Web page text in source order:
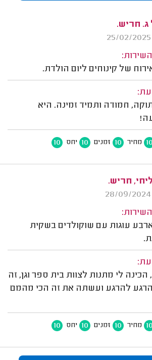
ג. חריש.
של קינוחים ליום הולדת.
חמודה ותמיד זמינה. היא
10 מחיר 10 זמנים 10 יחס 10
חריש.
עוגות עם שוקולדים בשקית
היא 10, הכינה לי מתנות לצוות בית ספר וגן, זה
להרגע ועשתה את זה הכי מהמם
10 מחיר 10 זמנים 10 יחס 10